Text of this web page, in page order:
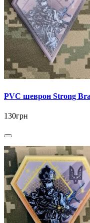
PVC шеврон Strong
130грн